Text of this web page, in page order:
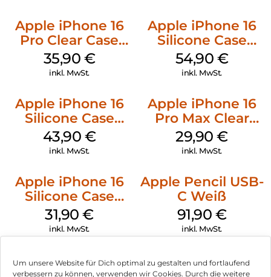
Um unsere Website für Dich optimal zu gestalten und fortlaufend
verbessern zu können, verwenden wir Cookies. Durch die weitere
Apple iPhone 16
Pro Clear Case
MagSafe
Transparent
35,90 €
inkl. MwSt.
Apple iPhone 16
Silicone Case
MagSafe Black
54,90 €
inkl. MwSt.
Apple iPhone 16
Silicone Case
MagSafe Plum
43,90 €
inkl. MwSt.
Apple iPhone 16
Pro Max Clear
Case MagSafe
Transparent
29,90€
inkl. MwSt.
Apple iPhone 16
Silicone Case
MagSafe Fuchsia
31,90€
inkl. MwSt.
Apple Pencil USB-
C Weiß
91,90 €
inkl. MwSt.